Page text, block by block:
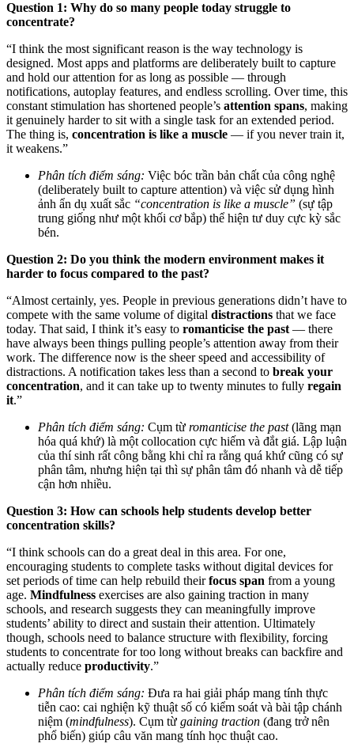
Question 1: Why do so many people today struggle to
concentrate?
“I think the most significant reason is the way technology is
designed. Most apps and platforms are deliberately built to capture
and hold our attention for as long as possible — through
notifications, autoplay features, and endless scrolling. Over time, this
constant stimulation has shortened people’s attention spans, making
it genuinely harder to sit with a single task for an extended period.
The thing is, concentration is like a muscle — if you never train it,
it weakens.”
Phân tích điểm sáng: Việc bóc trần bản chất của công nghệ
(deliberately built to capture attention) và việc sử dụng hình
ảnh ẩn dụ xuất sắc “concentration is like a muscle” (sự tập
trung giống như một khối cơ bắp) thể hiện tư duy cực kỳ sắc
bén.
Question 2: Do you think the modern environment makes it
harder to focus compared to the past?
“Almost certainly, yes. People in previous generations didn’t have to
compete with the same volume of digital distractions that we face
today. That said, I think it’s easy to romanticise the past — there
have always been things pulling people’s attention away from their
work. The difference now is the sheer speed and accessibility of
distractions. A notification takes less than a second to break your
concentration, and it can take up to twenty minutes to fully regain
it.”
Phân tích điểm sáng: Cụm từ romanticise the past(lãng mạn
hóa quá khứ) là một collocation cực hiếm và đắt giá. Lập luận
của thí sinh rất công bằng khi chỉ ra rằng quá khứ cũng có sự
phân tâm, nhưng hiện tại thì sự phân tâm đó nhanh và dễ tiếp
cận hơn nhiều.
Question 3: How can schools help students develop better
concentration skills?
“I think schools can do a great deal in this area. For one,
encouraging students to complete tasks without digital devices for
set periods of time can help rebuild theirfocus span from a young
age. Mindfulness exercises are also gaining traction in many
schools, and research suggests they can meaningfully improve
students’ ability to direct and sustain their attention. Ultimately
though, schools need to balance structure with flexibility, forcing
students to concentrate for too long without breaks can backfire and
actually reduce productivity.”
Phân tích điểm sáng: Đưa ra hai giải pháp mang tính thực
tiễn cao: cai nghiện kỹ thuật số có kiểm soát và bài tập chánh
niệm (mindfulness). Cụm từ gaining traction (đang trở nên
phổ biến) giúp câu văn mang tính học thuật cao.